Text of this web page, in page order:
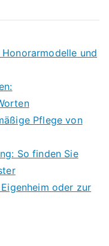
und
Pflege von
So finden Sie
oder zur